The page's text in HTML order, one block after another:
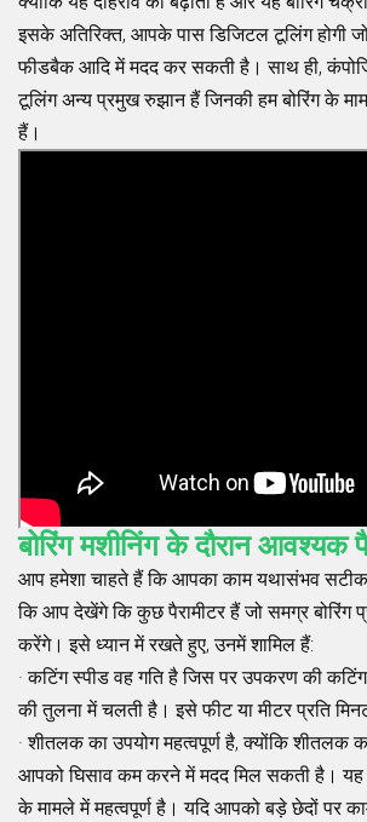
इसके अतिरिक्त, आपके पास डिजिटल टूलिंग होगी
फीडबैक आदि में मदद कर सकती है। साथ ही,
टूलिंग अन्य प्रमुख रुझान हैं जिनकी हम बोरिंग के
हैं।
बोरिंग मशीनिंग के दौरान आवश्यक
आप हमेशा चाहते हैं कि आपका काम यथासंभव
कि आप देखेंगे कि कुछ पैरामीटर हैं जो समग्र बोरिंग
करेंगे। इसे ध्यान में रखते हुए, उनमें शामिल हैं:
· कटिंग स्पीड वह गति है जिस पर उपकरण की
की तुलना में चलती है। इसे फीट या मीटर प्रति
· शीतलक का उपयोग महत्वपूर्ण है, क्योंकि शीतलक
आपको घिसाव कम करने में मदद मिल सकती है। यह
के मामले में महत्वपूर्ण है। यदि आपको बड़े छेदों पर